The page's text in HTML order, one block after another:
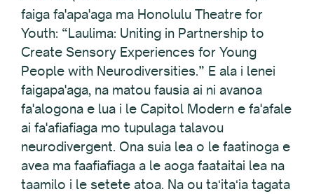
faiga fa'apa'aga ma Honolulu Theatre for
Youth: “Laulima: Uniting in Partnership to
Create Sensory Experiences for Young
People with Neurodiversities.” E ala i lenei
faigapa'aga, na matou fausia ai ni avanoa
fa'alogona e lua i le Capitol Modern e fa'afale
ai fa'afiafiaga mo tupulaga talavou
neurodivergent. Ona suia lea o le faatinoga e
avea ma faafiafiaga a le aoga faataitai lea na
taamilo i le setete atoa. Na ou taʻitaʻia tagata